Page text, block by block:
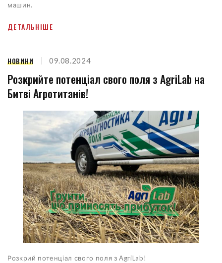
машин.
ДЕТАЛЬНІШЕ
НОВИНИ 09.08.2024
Розкрийте потенціал свого поля з AgriLab на
Битві Агротитанів!
Розкрий потенціал свого поля з AgriLab!